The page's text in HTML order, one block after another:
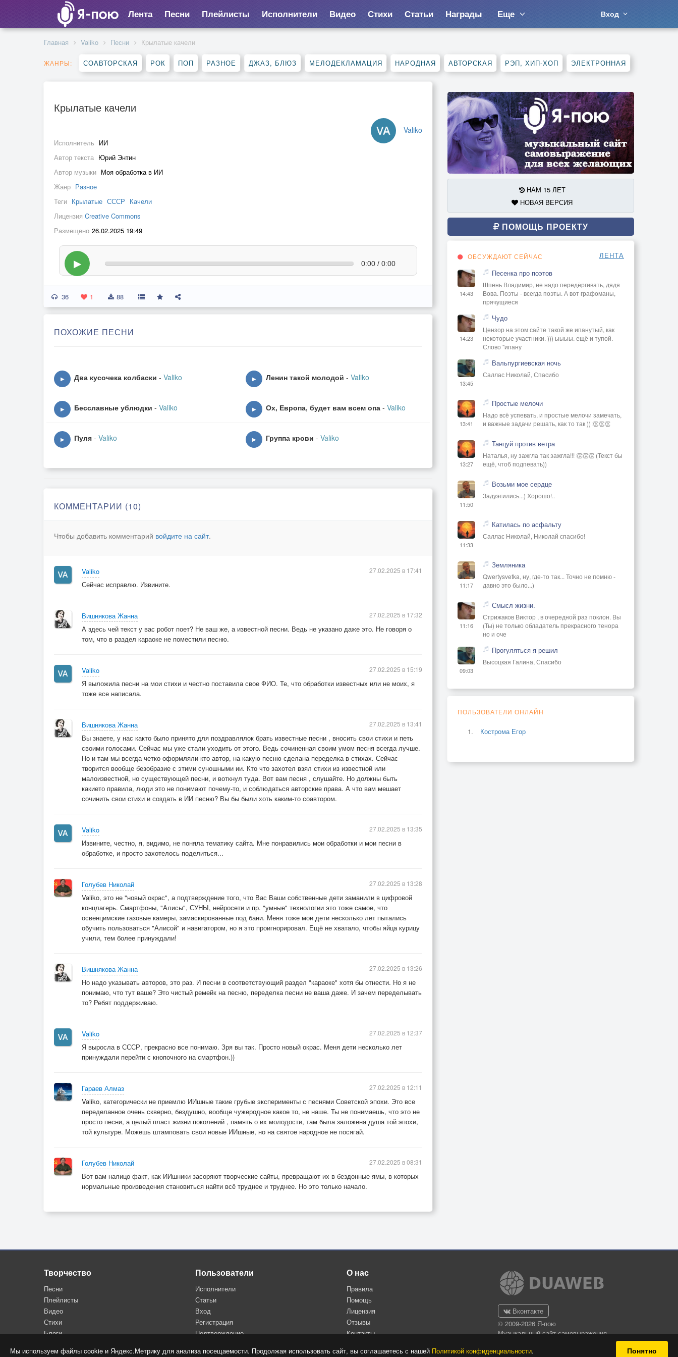
Мы используем файлы cookie и Яндекс.Метрику для анализа посещаемости. Продолжая использовать сайт, вы соглашаетесь с нашей Политикой конфиденциальности. Понятно
Лента Песни Плейлисты Исполнители Видео Стихи Статьи Награды Еще Вход
Главная Valiko Песни Крылатые качели
ЖАНРЫ: СОАВТОРСКАЯ РОК ПОП РАЗНОЕ ДЖАЗ, БЛЮЗ МЕЛОДЕКЛАМАЦИЯ НАРОДНАЯ АВТОРСКАЯ РЭП, ХИП-ХОП ЭЛЕКТРОННАЯ
Крылатые качели
Valiko
Исполнитель ИИ
Автор текста Юрий Энтин
Автор музыки Моя обработка в ИИ
Жанр Разное
Теги Крылатые СССР Качели
Лицензия Creative Commons
Размещено 26.02.2025 19:49
▶ 0:00 / 0:00
36 1 88
ПОХОЖИЕ ПЕСНИ
▶ Два кусочека колбаски - Valiko ▶ Ленин такой молодой - Valiko
▶ Бесславные ублюдки - Valiko ▶ Ох, Европа, будет вам всем опа - Valiko
▶ Пуля - Valiko ▶ Группа крови - Valiko
КОММЕНТАРИИ (10)
Чтобы добавить комментарий войдите на сайт.
Valiko
Сейчас исправлю. Извините.
27.02.2025 в 17:41
Вишнякова Жанна
А здесь чей текст у вас робот поет? Не ваш же, а известной песни. Ведь не указано даже это. Не говоря о
том, что в раздел караоке не поместили песню.
27.02.2025 в 17:32
Valiko
Я выложила песни на мои стихи и честно поставила свое ФИО. Те, что обработки известных или не моих, я
тоже все написала.
27.02.2025 в 15:19
Вишнякова Жанна
Вы знаете, у нас както было принято для поздравлялок брать известные песни , вносить свои стихи и петь
своими голосами. Сейчас мы уже стали уходить от этого. Ведь сочиненная своим умом песня всегда лучше.
Но и там мы всегда четко оформляли кто автор, на какую песню сделана переделка в стихах. Сейчас
творится вообще безобразие с этими суношными ии. Кто что захотел взял стихи из известной или
малоизвестной, но существующей песни, и воткнул туда. Вот вам песня , слушайте. Но должны быть
какието правила, люди это не понимают почему-то, и соблюдаться авторские права. А что вам мешает
сочинить свои стихи и создать в ИИ песню? Вы бы были хоть каким-то соавтором.
27.02.2025 в 13:41
Valiko
Извините, честно, я, видимо, не поняла тематику сайта. Мне понравились мои обработки и мои песни в
обработке, и просто захотелось поделиться...
27.02.2025 в 13:35
Голубев Николай
Valiko, это не "новый окрас", а подтверждение того, что Вас Ваши собственные дети заманили в цифровой
концлагерь. Смартфоны, "Алисы", СУНЫ, нейросети и пр. "умные" технологии это тоже самое, что
освенцимские газовые камеры, замаскированные под бани. Меня тоже мои дети несколько лет пытались
обучить пользоваться "Алисой" и навигатором, но я это проигнорировал. Ещё не хватало, чтобы яйца курицу
учили, тем более принуждали!
27.02.2025 в 13:28
Вишнякова Жанна
Но надо указывать авторов, это раз. И песни в соответствующий раздел "караоке" хотя бы отнести. Но я не
понимаю, что тут ваше? Это чистый ремейк на песню, переделка песни не ваша даже. И зачем переделывать
то? Ребят поддерживаю.
27.02.2025 в 13:26
Valiko
Я выросла в СССР, прекрасно все понимаю. Зря вы так. Просто новый окрас. Меня дети несколько лет
принуждали перейти с кнопочного на смартфон.))
27.02.2025 в 12:37
Гараев Алмаз
Valiko, категорически не приемлю ИИшные такие грубые эксперименты с песнями Советской эпохи. Это все
переделанное очень скверно, бездушно, вообще чужеродное какое то, не наше. Ты не понимаешь, что это не
просто песни, а целый пласт жизни поколений , память о их молодости, там была заложена душа той эпохи,
той культуре. Можешь штамповать свои новые ИИшные, но на святое народное не посягай.
27.02.2025 в 12:11
Голубев Николай
Вот вам налицо факт, как ИИшники засоряют творческие сайты, превращают их в бездонные ямы, в которых
нормальные произведения становиться найти всё труднее и труднее. Но это только начало.
27.02.2025 в 08:31
НАМ 15 ЛЕТ
НОВАЯ ВЕРСИЯ
ПОМОЩЬ ПРОЕКТУ
ОБСУЖДАЮТ СЕЙЧАС ЛЕНТА
14:43
Песенка про поэтов
Шпень Владимир, не надо передёргивать, дядя
Вова. Поэты - всегда поэты. А вот графоманы,
прячущиеся
14:23
Чудо
Цензор на этом сайте такой же ипанутый, как
некоторые участники. ))) ыыыы. ещё и тупой.
Слово "ипану
13:45
Вальпургиевская ночь
Саллас Николай, Спасибо
13:41
Простые мелочи
Надо всё успевать, и простые мелочи замечать,
и важные задачи решать, как то так )) 👏👏👏
13:27
Танцуй против ветра
Наталья, ну зажгла так зажгла!!! 👏👏👏 (Текст бы
ещё, чтоб подпевать))
11:50
Возьми мое сердце
Задуэтились...) Хорошо!..
11:33
Катилась по асфальту
Саллас Николай, Николай спасибо!
11:17
Земляника
Qwertysvetka, ну, где-то так... Точно не помню -
давно это было...)
11:16
Смысл жизни.
Стрижаков Виктор , в очередной раз поклон. Вы
(Ты) не только обладатель прекрасного тенора
но и оче
09:03
Прогуляться я решил
Высоцкая Галина, Спасибо
ПОЛЬЗОВАТЕЛИ ОНЛАЙН
Кострома Егор
Творчество
Песни
Плейлисты
Видео
Стихи
Блоги
Пользователи
Исполнители
Статьи
Вход
Регистрация
Подтверждение
О нас
Правила
Помощь
Лицензия
Отзывы
Контакты
Вконтакте
© 2009-2026 Я-пою
Музыкальный сайт самовыражения